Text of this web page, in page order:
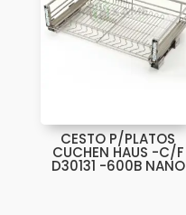
CESTO P/PLATOS
CUCHEN HAUS -C/F
D30131 -600B NANO